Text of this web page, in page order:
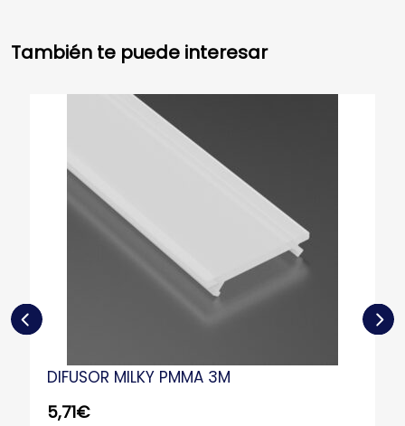
También te puede interesar
DIFUSOR MILKY PMMA 3M
5,71€